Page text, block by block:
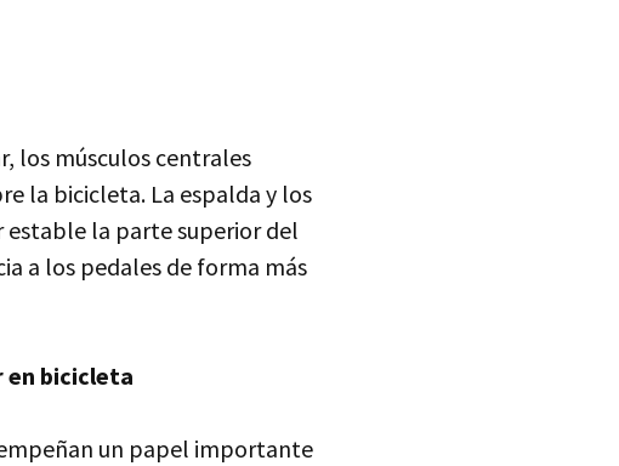
los músculos centrales
la bicicleta. La espalda y los
estable la parte superior del
a los pedales de forma más
en bicicleta
un papel importante